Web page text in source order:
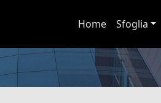
Home Sfoglia